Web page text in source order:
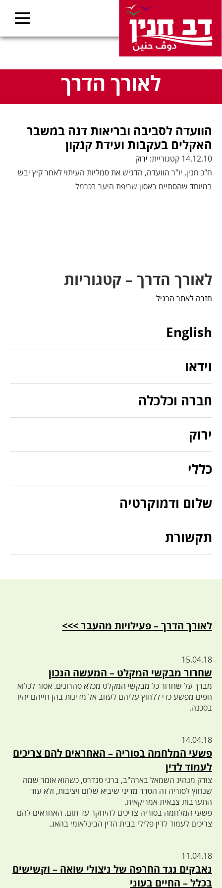
לאורך הדרך
הוועדה לסביבה ובריאות דנה במשבר
האקלים בעקבות ועידת קנקון
14.12.10 קטגוריית:
ירוק
ח"כ חנין, יו"ר הוועדה, הדגיש את סמליות העיתוי לאחר קיץ יבש
במיוחד שהסתיים באסון שריפת היער בכרמל
לאורך הדרך – קטגוריות
חזרה לאתר הרגיל
English
וידאו
חברה וכלכלה
ירוק
כללי
שלום ודמוקרטיה
תקשורת
לאורך הדרך – פעילויות מהעבר >>>
15.04.18
שחרור מבקשי המקלט – המעשה הנכון
מברך על שחרור כל מבקשי המקלט מכלא סהרונים. אסור לכלוא
חפים מפשע כדי ללחוץ עליהם לעזוב אל מדינות בהן חייהם יהיו
בסכנה.
14.04.18
פשעי המלחמה בסוריה – האחראים להם צריכים
לעמוד לדין
צודק מנהיג השמאל בארה"ב, ברני סנדרס, כשהוא אומר שמה
שנחוץ לסוריה זה הסדר מדיני שיביא שלום ויציבות, ולא עוד
התערבות צבאית אמריקאית.
פשעי המלחמה בסוריה צריכים להיחקר עד תום. האחראים להם
צריכים לעמוד לדין פלילי בבית הדין הבינלאומי בהאג.
11.04.18
נאבקים נגד החרפה של ניצולי שואה – וקשישים
בכלל – החיים בעוני